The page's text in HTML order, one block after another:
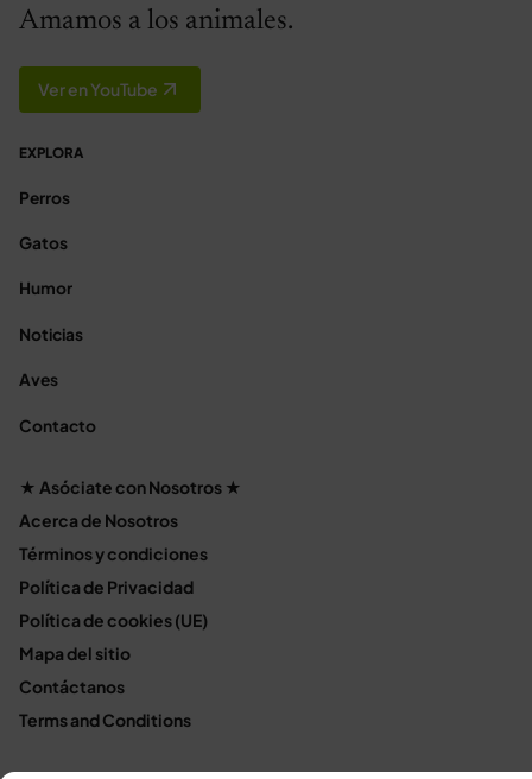
Amamos a los animales.
Ver en YouTube
EXPLORA
Perros
Gatos
Humor
Noticias
Aves
Contacto
★ Asóciate con Nosotros ★
Acerca de Nosotros
Términos y condiciones
Política de Privacidad
Política de cookies (UE)
Mapa del sitio
Contáctanos
Terms and Conditions